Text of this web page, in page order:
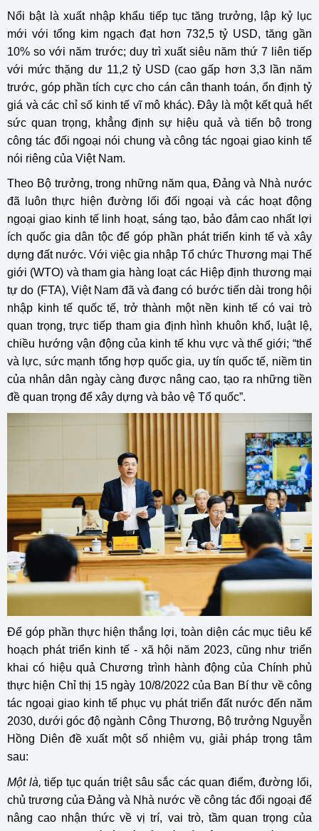
Nổi bật là xuất nhập khẩu tiếp tục tăng trưởng, lập kỷ lục
mới với tổng kim ngạch đạt hơn 732,5 tỷ USD, tăng gần
10% so với năm trước; duy trì xuất siêu năm thứ 7 liên tiếp
với mức thặng dư 11,2 tỷ USD (cao gấp hơn 3,3 lần năm
trước, góp phần tích cực cho cán cân thanh toán, ổn định tỷ
giá và các chỉ số kinh tế vĩ mô khác). Đây là một kết quả hết
sức quan trọng, khẳng định sự hiệu quả và tiến bộ trong
công tác đối ngoại nói chung và công tác ngoại giao kinh tế
nói riêng của Việt Nam.
Theo Bộ trưởng, trong những năm qua, Đảng và Nhà nước
đã luôn thực hiện đường lối đối ngoại và các hoạt động
ngoại giao kinh tế linh hoạt, sáng tạo, bảo đảm cao nhất lợi
ích quốc gia dân tộc để góp phần phát triển kinh tế và xây
dựng đất nước. Với việc gia nhập Tổ chức Thương mại Thế
giới (WTO) và tham gia hàng loạt các Hiệp định thương mại
tự do (FTA), Việt Nam đã và đang có bước tiến dài trong hội
nhập kinh tế quốc tế, trở thành một nền kinh tế có vai trò
quan trọng, trực tiếp tham gia định hình khuôn khổ, luật lệ,
chiều hướng vận động của kinh tế khu vực và thế giới; “thế
và lực, sức mạnh tổng hợp quốc gia, uy tín quốc tế, niềm tin
của nhân dân ngày càng được nâng cao, tạo ra những tiền
đề quan trọng để xây dựng và bảo vệ Tổ quốc”.
Để góp phần thực hiện thắng lợi, toàn diện các mục tiêu kế
hoạch phát triển kinh tế - xã hội năm 2023, cũng như triển
khai có hiệu quả Chương trình hành động của Chính phủ
thực hiện Chỉ thị 15 ngày 10/8/2022 của Ban Bí thư về công
tác ngoại giao kinh tế phục vụ phát triển đất nước đến năm
2030, dưới góc độ ngành Công Thương, Bộ trưởng Nguyễn
Hồng Diên đề xuất một số nhiệm vụ, giải pháp trọng tâm
sau:
Một là, tiếp tục quán triệt sâu sắc các quan điểm, đường lối,
chủ trương của Đảng và Nhà nước về công tác đối ngoại để
nâng cao nhận thức về vị trí, vai trò, tầm quan trọng của